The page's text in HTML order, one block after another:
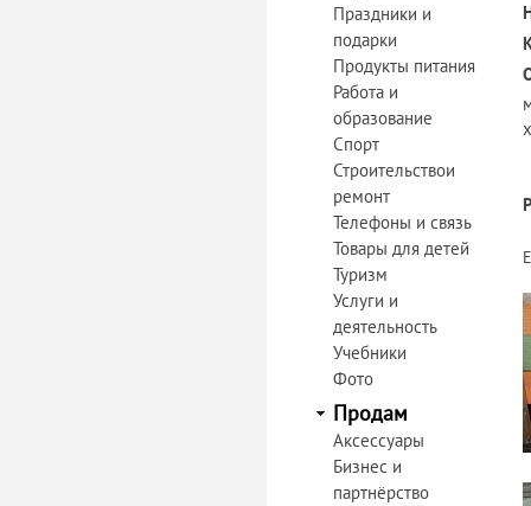
Праздники и
подарки
Продукты питания
Работа и
образование
Спорт
Строительствои
ремонт
Телефоны и связь
Товары для детей
Туризм
Услуги и
деятельность
Учебники
Фото
Продам
Аксессуары
Бизнес и
партнёрство